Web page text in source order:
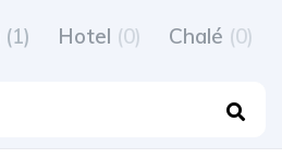
(1) Hotel (0) Chalé (0)